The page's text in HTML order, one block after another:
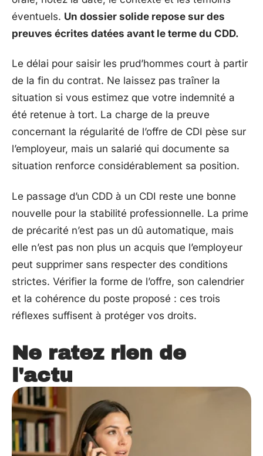
éventuels. Un dossier solide repose sur des
preuves écrites datées avant le terme du CDD.
Le délai pour saisir les prud’hommes court à partir
de la fin du contrat. Ne laissez pas traîner la
situation si vous estimez que votre indemnité a
été retenue à tort. La charge de la preuve
concernant la régularité de l’offre de CDI pèse sur
l’employeur, mais un salarié qui documente sa
situation renforce considérablement sa position.
Le passage d’un CDD à un CDI reste une bonne
nouvelle pour la stabilité professionnelle. La prime
de précarité n’est pas un dû automatique, mais
elle n’est pas non plus un acquis que l’employeur
peut supprimer sans respecter des conditions
strictes. Vérifier la forme de l’offre, son calendrier
et la cohérence du poste proposé : ces trois
réflexes suffisent à protéger vos droits.
Ne ratez rien de
l'actu